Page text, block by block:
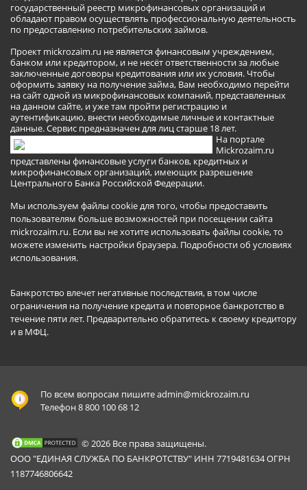
государственный реестр микрофинансовых организаций и
обладают правом осуществлять профессиональную деятельность
по предоставлению потребительских займов.
Проект mickrozaim.ru не является финансовым учреждением,
банком или кредитором, и не несёт ответственности за любые
заключенные договоры кредитования или их условия. Чтобы
оформить заявку на получение займа, Вам необходимо перейти
на сайт одной из микрофинансовых компаний, представленных
на данном сайте, и уже там пройти регистрацию и
аутентификацию, внести необходимые личные и контактные
данные. Сервис предназначен для лиц старше 18 лет.
На портале
Mickrozaim.ru
представлены финансовые услуги банков, кредитных и
микрофинансовых организаций, имеющих разрешение
Центрального Банка Российской Федерации.
Мы используем файлы cookie для того, чтобы предоставить
пользователям больше возможностей при посещении сайта
mickrozaim.ru. Если вы не хотите использовать файлы cookie, то
можете изменить настройки браузера. Подробности об условиях
использования.
Банкротство влечет негативные последствия, в том числе
ограничения на получение кредита и повторное банкротство в
течение пяти лет. Предварительно обратитесь к своему кредитору
и в МФЦ.
По всем вопросам пишитеadmin@mickrozaim.ru
Телефон 8 800 100 68 12
© 2026 Все права защищены.
ООО "ЕДИНАЯ СЛУЖБА ПО БАНКРОТСТВУ" ИНН 7719481634 ОГРН
1187746806642